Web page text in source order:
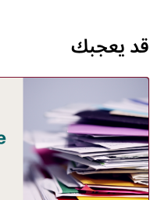
قد يعجبك